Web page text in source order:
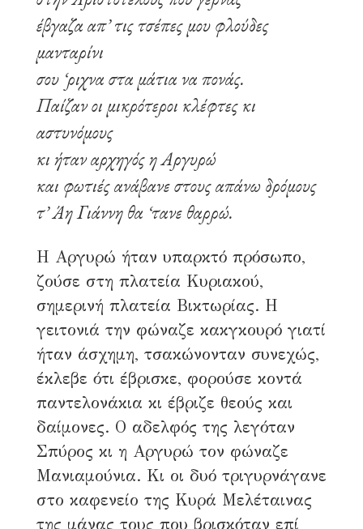
έβγαζα απ’ τις τσέπες μου φλούδες
μανταρίνι
σου ‘ριχνα στα μάτια να πονάς.
Παίζαν οι μικρότεροι κλέφτες κι
αστυνόμους
κι ήταν αρχηγός η Αργυρώ
και φωτιές ανάβανε στους απάνω δρόμους
τ’ Άη Γιάννη θα ‘τανε θαρρώ.
Η Αργυρώ ήταν υπαρκτό πρόσωπο,
ζούσε στη πλατεία Κυριακού,
σημερινή πλατεία Βικτωρίας. Η
γειτονιά την φώναζε κακγκουρό γιατί
ήταν άσχημη, τσακώνονταν συνεχώς,
έκλεβε ότι έβρισκε, φορούσε κοντά
παντελονάκια κι έβριζε θεούς και
δαίμονες. Ο αδελφός της λεγόταν
Σπύρος κι η Αργυρώ τον φώναζε
Μανιαμούνια. Κι οι δυό τριγυρνάγανε
στο καφενείο της Κυρά Μελέταινας
της μάνας τους που βρισκόταν επί